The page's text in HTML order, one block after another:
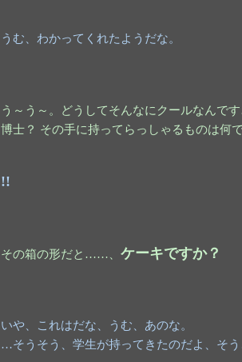
うむ、わかってくれたようだな。
う～う～。どうしてそんなにクールなん
博士？ その手に持ってらっしゃるものは何
!!
その箱の形だと……、 ケーキですか？
いや、これはだな、うむ、あのな。
…そうそう、学生が持ってきたのだよ、そ